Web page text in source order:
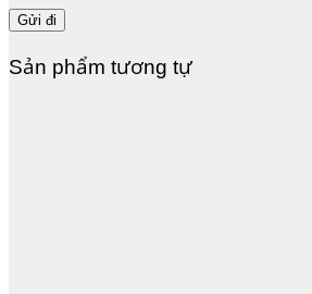
Sản phẩm tương tự